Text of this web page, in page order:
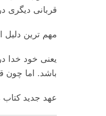
قربانی دیگری
مهم‌ ترین
یعنی خود خدا
باشد. اما چون
عهد جدید